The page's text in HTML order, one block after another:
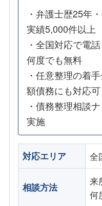
・弁護士歴25年
実績5,000件以上
・全国対応で電
何度でも無料
・任意整理の着
額債務にも対応可
・債務整理相談
実施
対応エリア 全
相談方法
来
何